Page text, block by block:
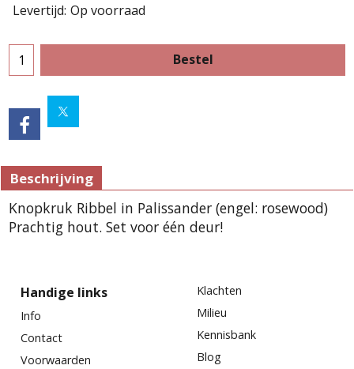
Levertijd: Op voorraad
Bestel
Beschrijving
Knopkruk Ribbel in Palissander (engel: rosewood)
Prachtig hout. Set voor één deur!
Handige links
Info
Contact
Voorwaarden
Klachten
Milieu
Kennisbank
Blog